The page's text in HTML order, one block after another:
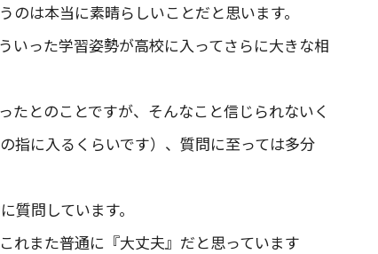
は本当に素晴らしいことだと思います。
いった学習姿勢が高校に入ってさらに大きな相
たとのことですが、そんなこと信じられないく
指に入るくらいです）、質問に至っては多分
質問しています。
れまた普通に『大丈夫』だと思っています